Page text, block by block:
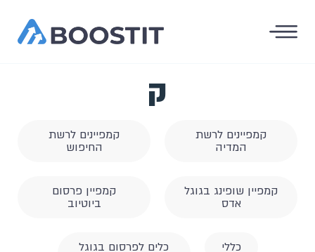
ק
קמפיינים לרשת
המדיה
קמפיינים לרשת
החיפוש
קמפיין שופינג בגוגל
אדס
קמפיין פרסום
ביוטיוב
כללי
כלים לפרסום בגוגל